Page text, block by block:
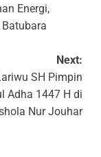
Energi,
Next:
SH Pimpin
Adha 1447 H di
Nur Jouhar